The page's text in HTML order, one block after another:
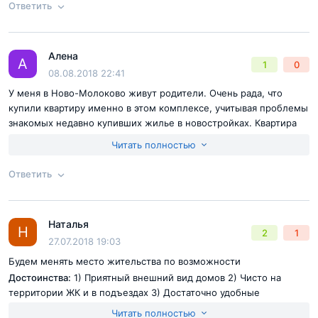
Согласен справилами публикациина сайте
Отправить комментарий
Ответить
Ответ на отзыв
Согласен справилами публикациина сайте
Отправить комментарий
А Алена
08.08.2018 22:41
1 0
У меня в Ново-Молоково живут родители. Очень рада, что
купили квартиру именно в этом комплексе, учитывая проблемы
знакомых недавно купивших жилье в новостройках. Квартира
родители тоже довольны. Есть вся необходимая
высокими потолками и большими окнами, современная
благоустроенная территория, приятное сообщество людей,
собственный культурный центр
Недостатки:Для меня нет, кроме пробок, но на них грех
жаловаться - они везде
Читать полностью
Ответить
Ответ на отзыв
Н Наталья
27.07.2018 19:03
2 1
Будем менять место жительства по возможности
Достоинства: 1) Приятный внешний вид домов 2) Чисто на
территории ЖК и в подъездах 3) Достаточно удобные
планировки квартир 4) Относительно чистый воздух 5)
Читать полностью